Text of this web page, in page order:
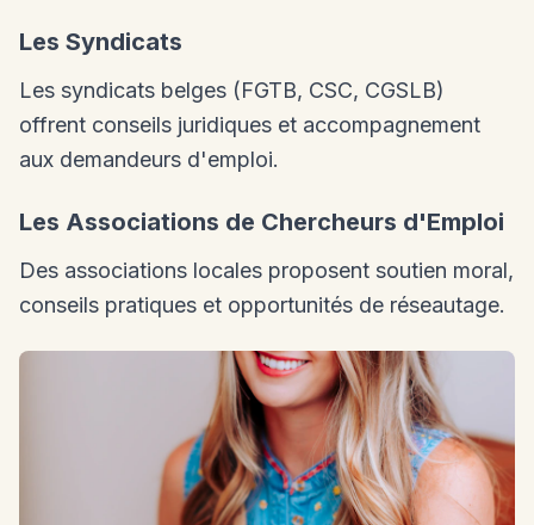
Les Syndicats
Les syndicats belges (FGTB, CSC, CGSLB)
offrent conseils juridiques et accompagnement
aux demandeurs d'emploi.
Les Associations de Chercheurs d'Emploi
Des associations locales proposent soutien moral,
conseils pratiques et opportunités de réseautage.